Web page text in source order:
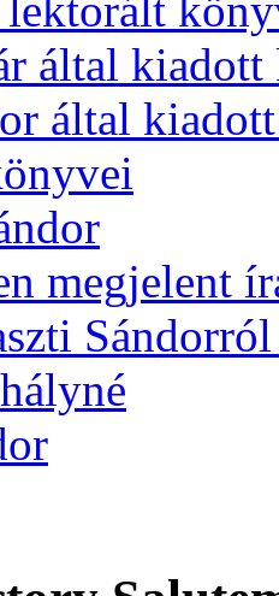
által
által
megjelent